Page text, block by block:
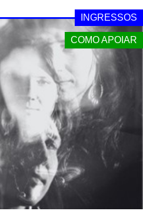
INGRESSOS
COMO APOIAR